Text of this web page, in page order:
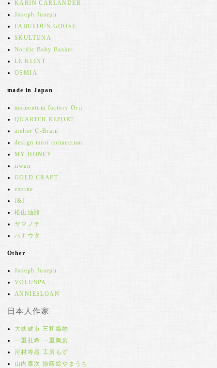
KARIN CARLANDER
Joseph Joseph
FABULOUS GOOSE
SKULTUNA
Nordic Baby Basket
LE KLINT
OSMIA
made in Japan
momentum factory Orii
QUARTER REPORT
atelier C-Brain
design mori connection
MY HONEY
iiwan
GOLD CRAFT
cosine
f&f
松山油脂
ヤマノテ
ハナウタ
Other
Joseph Joseph
VOLUSPA
ANNIESLOAN
日本人作家
大峡健市 三和織物
一重孔希 一重陶房
河村寿昌 工房もず
山内泰次 御蒔絵やまうち